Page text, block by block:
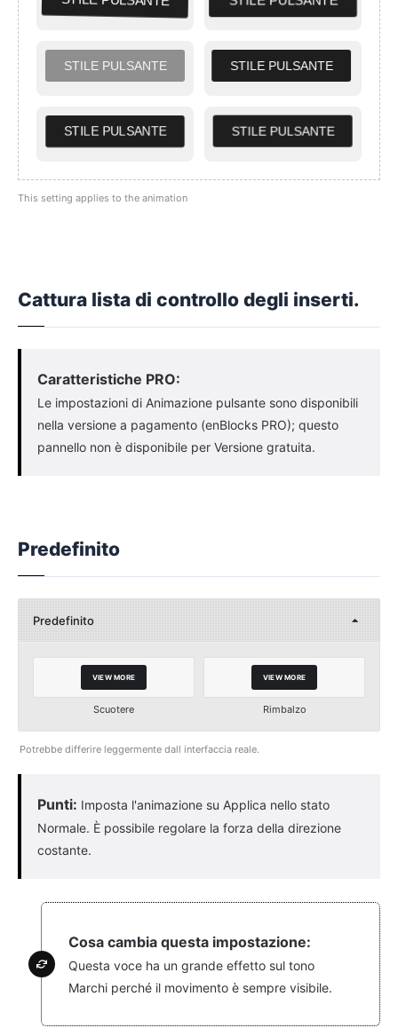
STILE PULSANTE STILE PULSANTE
STILE PULSANTE STILE PULSANTE
This setting applies to the animation
Cattura lista di controllo degli inserti.
Caratteristiche PRO:
Le impostazioni di Animazione pulsante sono disponibili
nella versione a pagamento (enBlocks PRO); questo
pannello non è disponibile per Versione gratuita.
Predefinito
Predefinito
VIEW MORE
Scuotere
VIEW MORE
Rimbalzo
Potrebbe differire leggermente dall interfaccia reale.
Punti: Imposta l'animazione su Applica nello stato
Normale. È possibile regolare la forza della direzione
costante.
Cosa cambia questa impostazione:
Questa voce ha un grande effetto sul tono
Marchi perché il movimento è sempre visibile.